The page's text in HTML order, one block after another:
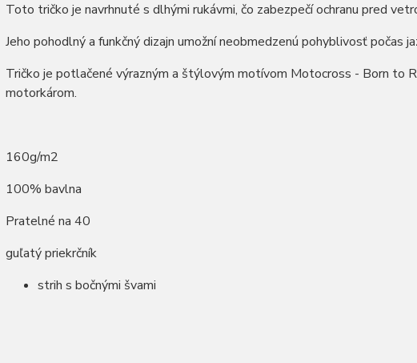
Toto tričko je navrhnuté s dlhými rukávmi, čo zabezpečí ochranu pred
Jeho pohodlný a funkčný dizajn umožní neobmedzenú pohyblivosť počas
Tričko je potlačené výrazným a štýlovým motívom Motocross - Born to
motorkárom.
160g/m2
100% bavlna
Pratelné na 40
guľatý priekrčník
strih s bočnými švami